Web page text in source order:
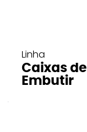
Linha
Caixas de
Embutir